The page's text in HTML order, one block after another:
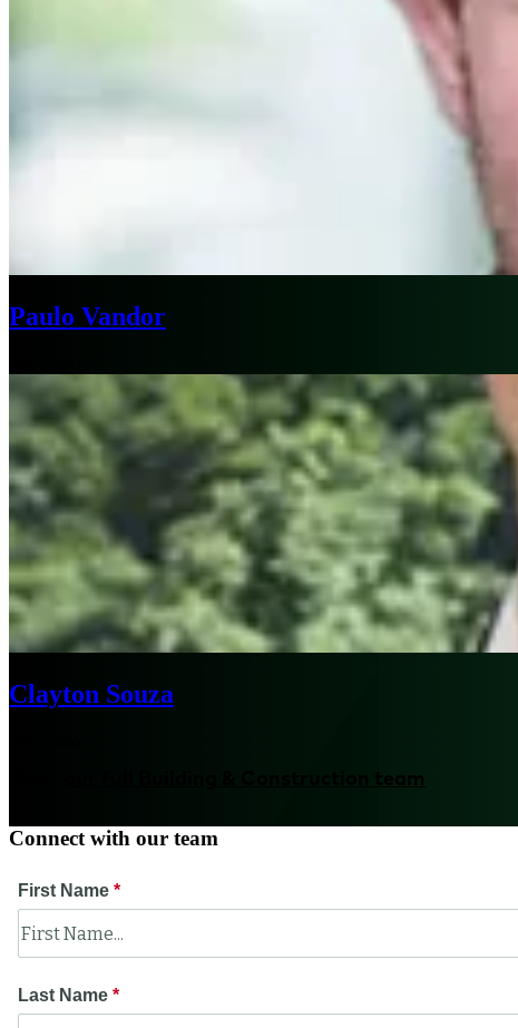
Paulo Vandor
Clayton Souza
Meet our full Building & Construction team
Connect with our team